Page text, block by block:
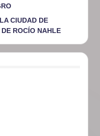
CIUDAD DE
ROCÍO NAHLE